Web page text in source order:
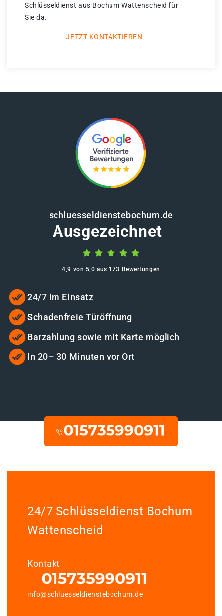
Schlüsseldienst aus Bochum Wattenscheid für
Sie da.
JETZT KONTAKTIEREN
schluesseldienstebochum.de
Ausgezeichnet
4,9 von 5,0 aus 173 Bewertungen
24/7 im Einsatz
Schadenfreie Türöffnung
Barzahlung sowie mit Karte möglich
In 20– 30 Minuten vor Ort
24/7 Schlüsseldienst Bochum
Wattenscheid
Kontakt
info@schluesseldienstebochum.de